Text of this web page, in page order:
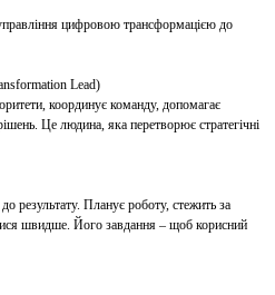
цифровою трансформацією до
Lead)
координує команду, допомагає
Це людина, яка перетворює стратегічні
результату. Планує роботу, стежить за
швидше. Його завдання – щоб корисний